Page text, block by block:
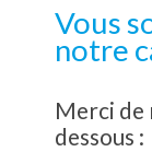
Vous
notre
Merci
dessous :